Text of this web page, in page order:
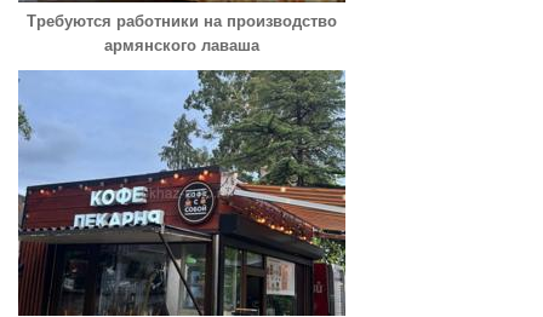
Требуются работники на производство
армянского лаваша